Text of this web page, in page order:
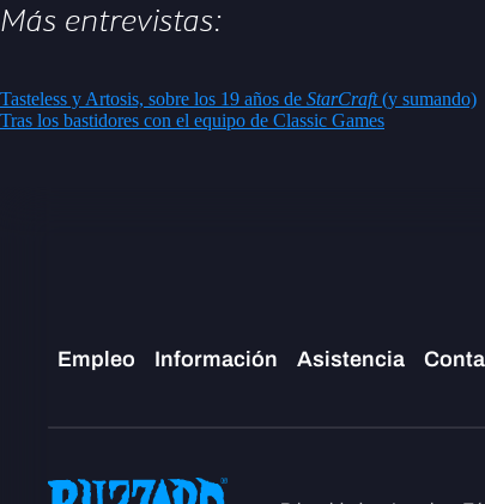
Más entrevistas:
Tasteless y Artosis, sobre los 19 años de StarCraft(y sumando)
Tras los bastidores con el equipo de Classic Games